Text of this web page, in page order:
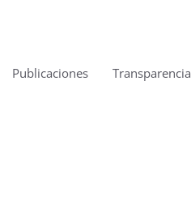
Publicaciones Transparencia